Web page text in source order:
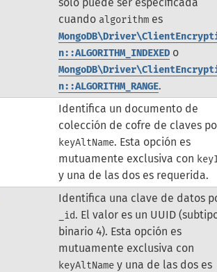
cuando algorithmes
n::ALGORITHM_INDEXEDo
n::ALGORITHM_RANGE.
Identifica un documento de
colección de cofre de claves
keyAltName. Esta opción es
mutuamente exclusiva con
y una de las dos es requerida.
Identifica una clave de datos
_id. El valor es un UUID
binario 4). Esta opción es
mutuamente exclusiva con
keyAltNamey una de las dos es